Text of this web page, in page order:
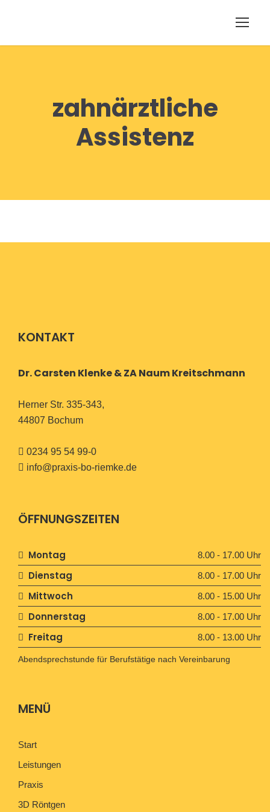
zahnärztliche
Assistenz
KONTAKT
Dr. Carsten Klenke & ZA Naum Kreitschmann
Herner Str. 335-343,
44807 Bochum
0234 95 54 99-0
info@praxis-bo-riemke.de
ÖFFNUNGSZEITEN
Montag 8.00 - 17.00 Uhr
Dienstag 8.00 - 17.00 Uhr
Mittwoch 8.00 - 15.00 Uhr
Donnerstag 8.00 - 17.00 Uhr
Freitag 8.00 - 13.00 Uhr
Abendsprechstunde für Berufstätige nach Vereinbarung
MENÜ
Start
Leistungen
Praxis
3D Röntgen